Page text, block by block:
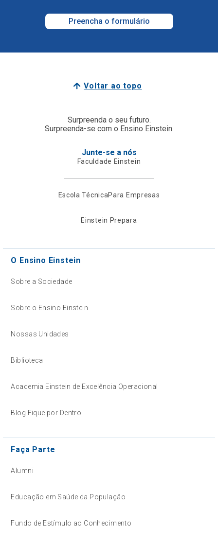
Preencha o formulário
Voltar ao topo
Surpreenda o seu futuro.
Surpreenda-se com o Ensino Einstein.
Junte-se a nós
Faculdade Einstein
Escola TécnicaPara Empresas
Einstein Prepara
O Ensino Einstein
Sobre a Sociedade
Sobre o Ensino Einstein
Nossas Unidades
Biblioteca
Academia Einstein de Excelência Operacional
Blog Fique por Dentro
Faça Parte
Alumni
Educação em Saúde da População
Fundo de Estímulo ao Conhecimento